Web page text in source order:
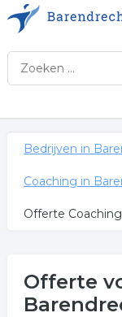
Bedrijven in
Coaching in
Offerte
Offerte